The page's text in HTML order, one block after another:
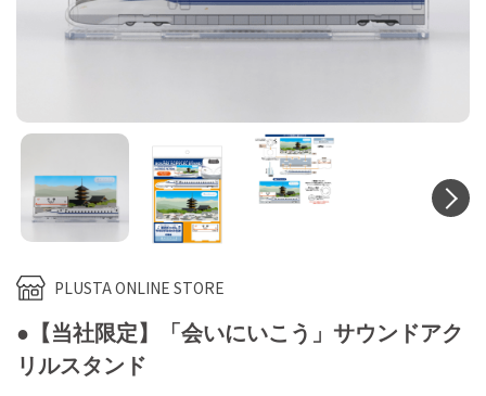
PLUSTA ONLINE STORE
●【当社限定】「会いにいこう」サウンドアク
リルスタンド